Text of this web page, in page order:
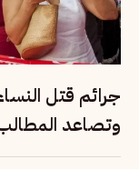
جرائم قتل
وتصاعد